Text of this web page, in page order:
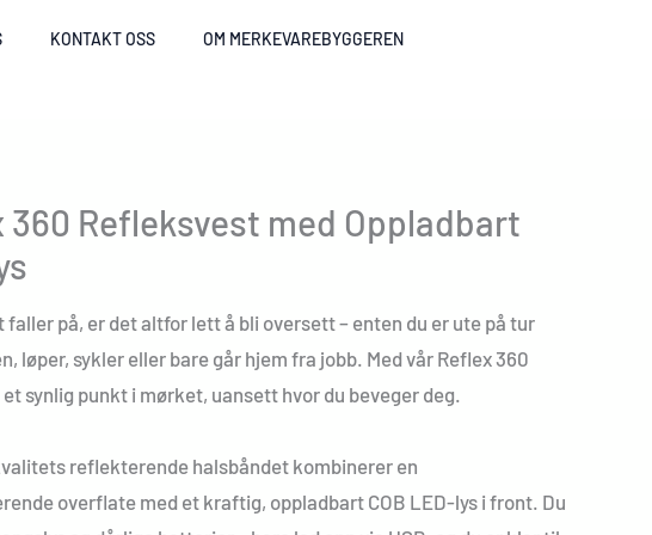
KONTAKT OSS OM MERKEVAREBYGGEREN
360 Refleksvest med Oppladbart
faller på, er det altfor lett å bli oversett – enten du er ute på tur
løper, sykler eller bare går hjem fra jobb. Med vår Reflex 360
synlig punkt i mørket, uansett hvor du beveger deg.
reflekterende halsbåndet kombinerer en
overflate med et kraftig, oppladbart COB LED-lys i front. Du